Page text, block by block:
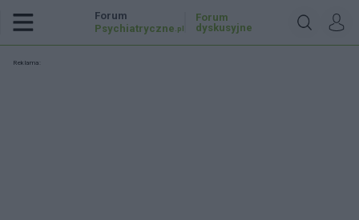
Forum
Psychiatryczne .pl
Forum
dyskusyjne
Reklama: